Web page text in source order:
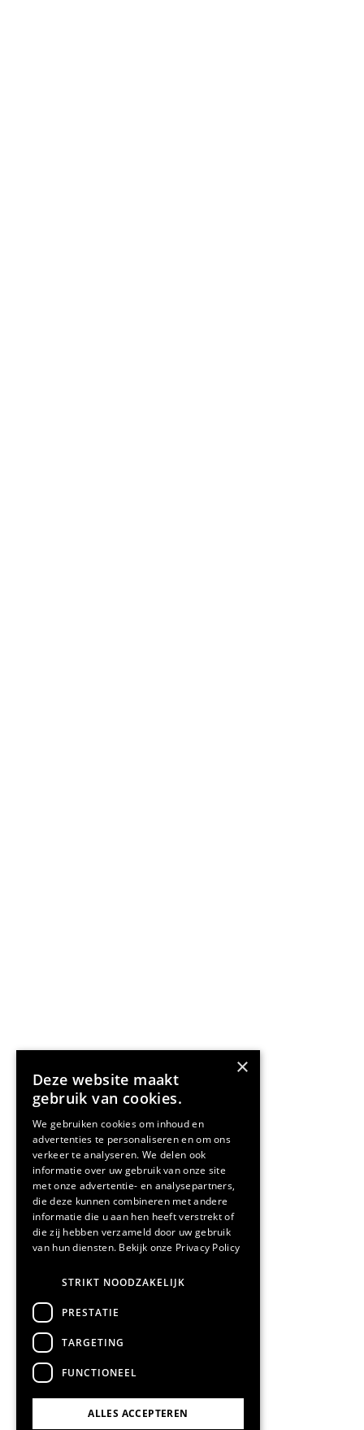
×
Deze website maakt
gebruik van cookies.
We gebruiken cookies om inhoud en
advertenties te personaliseren en om ons
verkeer te analyseren. We delen ook
informatie over uw gebruik van onze site
met onze advertentie- en analysepartners,
die deze kunnen combineren met andere
informatie die u aan hen heeft verstrekt of
die zij hebben verzameld door uw gebruik
van hun diensten. Bekijk onze Privacy Policy
STRIKT NOODZAKELIJK
PRESTATIE
TARGETING
FUNCTIONEEL
ALLES ACCEPTEREN